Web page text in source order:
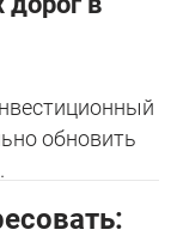
обновить